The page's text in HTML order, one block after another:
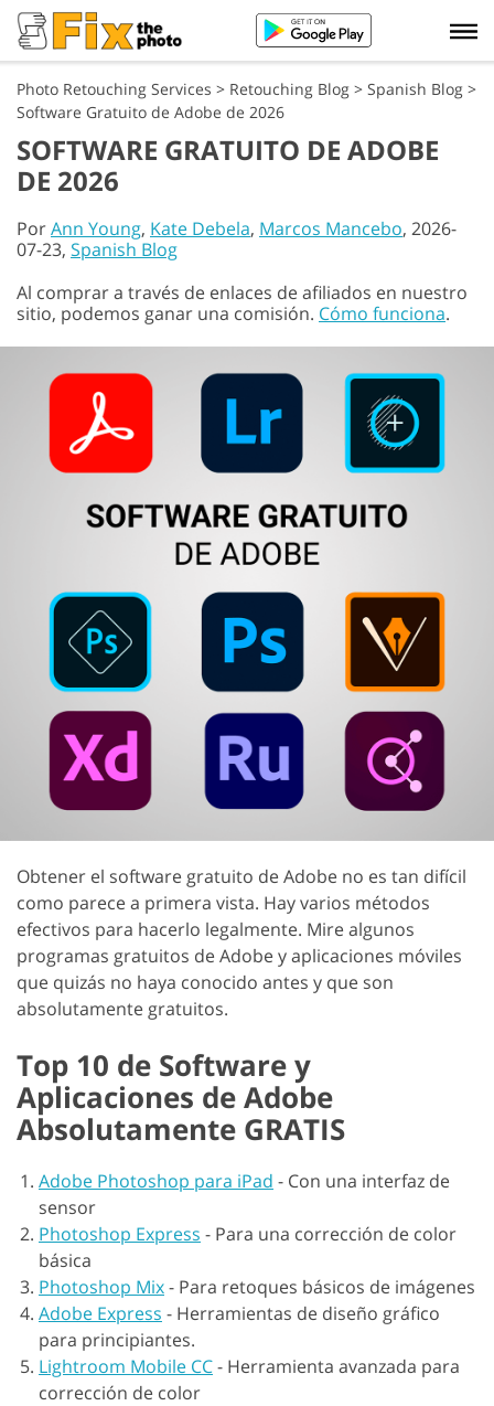
Photo Retouching Services > Retouching Blog > Spanish Blog >
Software Gratuito de Adobe de 2026
SOFTWARE GRATUITO DE ADOBE
DE 2026
PorAnn Young, Kate Debela, Marcos Mancebo, 2026-
07-23, Spanish Blog
Al comprar a través de enlaces de afiliados en nuestro
sitio, podemos ganar una comisión. Cómo funciona.
Obtener el software gratuito de Adobe no es tan difícil
como parece a primera vista. Hay varios métodos
efectivos para hacerlo legalmente. Mire algunos
programas gratuitos de Adobe y aplicaciones móviles
que quizás no haya conocido antes y que son
absolutamente gratuitos.
Top 10 de Software y
Aplicaciones de Adobe
Absolutamente GRATIS
Adobe Photoshop para iPad - Con una interfaz de
sensor
Photoshop Express - Para una corrección de color
básica
Photoshop Mix- Para retoques básicos de imágenes
Adobe Express - Herramientas de diseño gráfico
para principiantes.
Lightroom Mobile CC- Herramienta avanzada para
corrección de color